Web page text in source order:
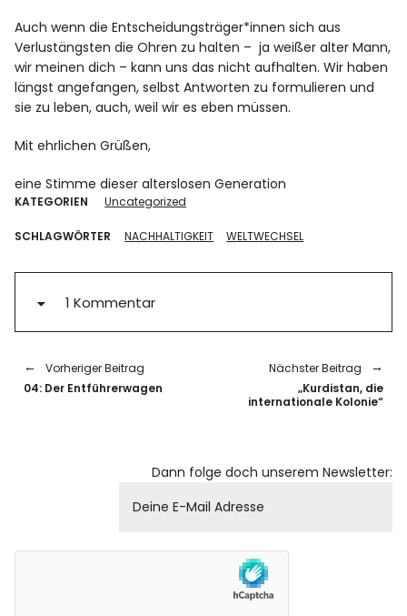
Auch wenn die Entscheidungsträger*innen sich aus
Verlustängsten die Ohren zu halten – ja weißer alter Mann,
wir meinen dich – kann uns das nicht aufhalten. Wir haben
längst angefangen, selbst Antworten zu formulieren und
sie zu leben, auch, weil wir es eben müssen.
Mit ehrlichen Grüßen,
eine Stimme dieser alterslosen Generation
KATEGORIEN Uncategorized
SCHLAGWÖRTER NACHHALTIGKEIT WELTWECHSEL
1 Kommentar
Vorheriger Beitrag
04: Der Entführerwagen
Nächster Beitrag
„Kurdistan, die
internationale Kolonie“
Dann folge doch unserem Newsletter: